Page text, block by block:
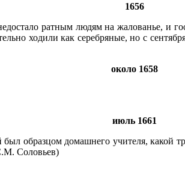
1656
ратным людям на жалованье, и
ходили как серебряные, но с
около 1658
июль 1661
образцом домашнего учителя, какой
Соловьев)